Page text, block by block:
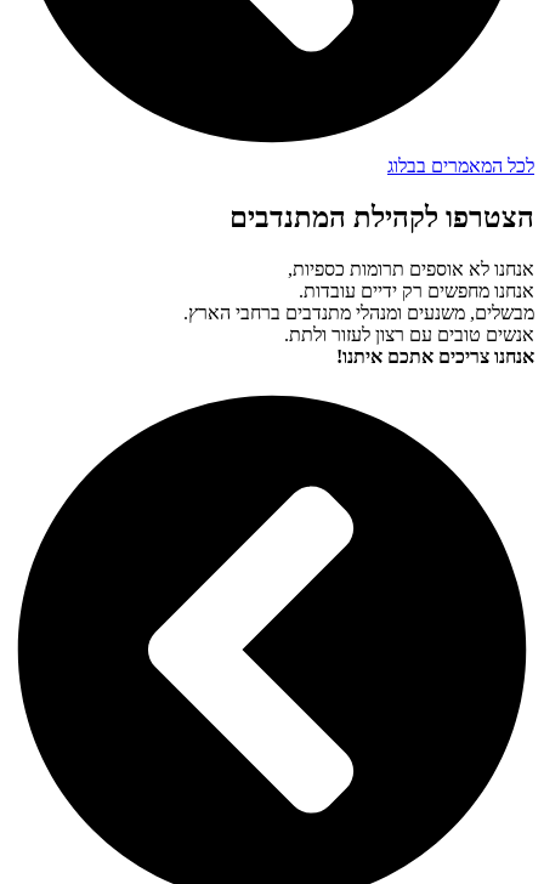
לכל המאמרים בבלוג
הצטרפו לקהילת המתנדבים
אנחנו לא אוספים תרומות כספיות,
אנחנו מחפשים רק ידיים עובדות.
מבשלים, משנעים ומנהלי מתנדבים ברחבי הארץ.
אנשים טובים עם רצון לעזור ולתת.
אנחנו צריכים אתכם איתנו!